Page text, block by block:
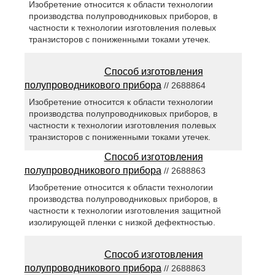
Изобретение относится к области технологии
производства полупроводниковых приборов, в
частности к технологии изготовления полевых
транзисторов с пониженными токами утечек.
Способ изготовления
полупроводникового прибора // 2688864
Изобретение относится к области технологии
производства полупроводниковых приборов, в
частности к технологии изготовления полевых
транзисторов с пониженными токами утечек.
Способ изготовления
полупроводникового прибора // 2688863
Изобретение относится к области технологии
производства полупроводниковых приборов, в
частности к технологии изготовления защитной
изолирующей пленки с низкой дефектностью.
Способ изготовления
полупроводникового прибора // 2688863